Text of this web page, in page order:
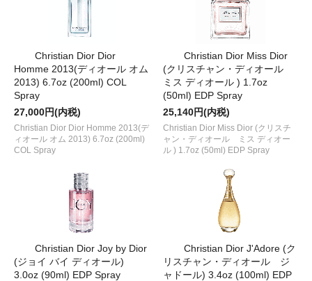
Christian Dior Dior
Homme 2013(ディオール オム
2013) 6.7oz (200ml) COL
Spray
27,000円(内税)
Christian Dior Dior Homme 2013(デ
ィオール オム 2013) 6.7oz (200ml)
COL Spray
Christian Dior Miss Dior
(クリスチャン・ディオール
ミス ディオール ) 1.7oz
(50ml) EDP Spray
25,140円(内税)
Christian Dior Miss Dior (クリスチ
ャン・ディオール ミス ディオー
ル ) 1.7oz (50ml) EDP Spray
Christian Dior Joy by Dior
(ジョイ バイ ディオール)
3.0oz (90ml) EDP Spray
Christian Dior J'Adore (ク
リスチャン・ディオール ジ
ャドール) 3.4oz (100ml) EDP